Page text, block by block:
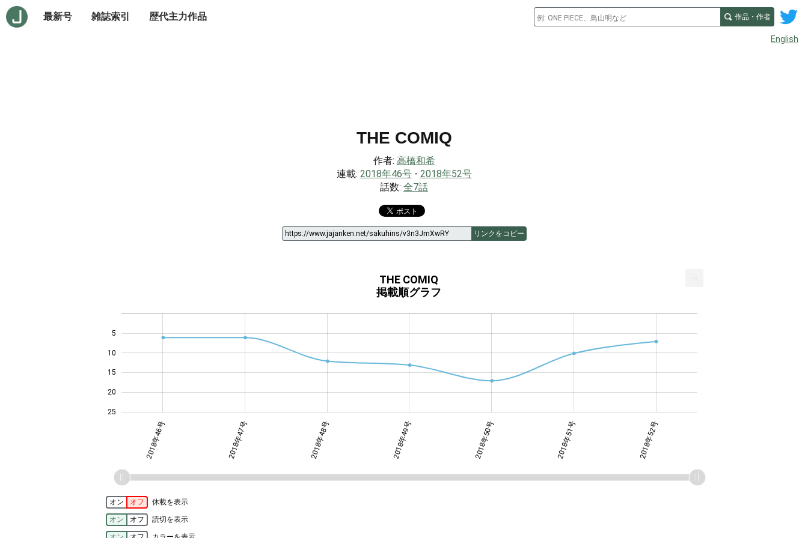
最新号 雑誌索引 歴代主力作品 作品・作者
English
THE COMIQ
作者: 高橋和希
連載: 2018年46号- 2018年52号
話数: 全7話
リンクをコピー
THE COMIQ
掲載順グラフ
10
25
20
15
5
2018年52号
2018年46号 2018年47号 2018年48号 2018年49号 2018年50号 2018年51号 2018年52号
...
オン オフ 休載を表示
オン オフ 読切を表示